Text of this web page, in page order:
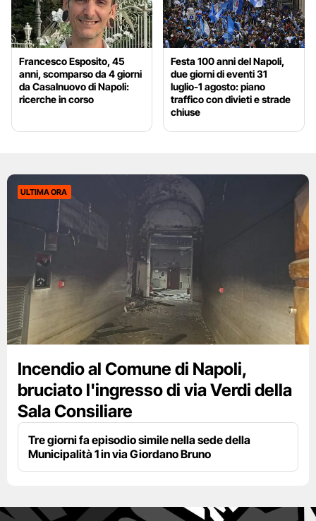
Francesco Esposito, 45
anni, scomparso da 4 giorni
da Casalnuovo di Napoli:
ricerche in corso
Festa 100 anni del Napoli,
due giorni di eventi 31
luglio-1 agosto: piano
traffico con divieti e strade
chiuse
ULTIMA ORA
Incendio al Comune di Napoli,
bruciato l'ingresso di via Verdi della
Sala Consiliare
Tre giorni fa episodio simile nella sede della
Municipalità 1 in via Giordano Bruno